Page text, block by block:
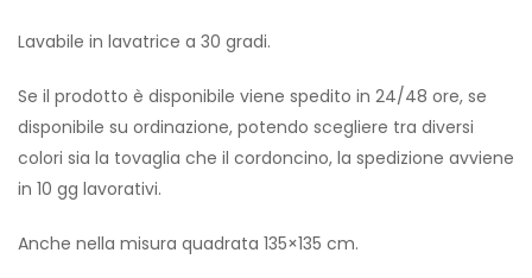
Lavabile in lavatrice a 30 gradi.
Se il prodotto è disponibile viene spedito in 24/48 ore, se
disponibile su ordinazione, potendo scegliere tra diversi
colori sia la tovaglia che il cordoncino, la spedizione avviene
in 10 gg lavorativi.
Anche nella misura quadrata 135×135 cm.